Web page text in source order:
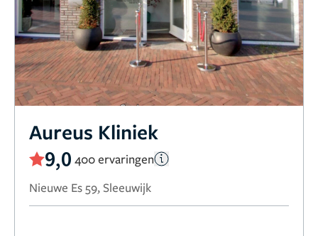
Aureus Kliniek
9,0 400 ervaringen
Nieuwe Es 59, Sleeuwijk